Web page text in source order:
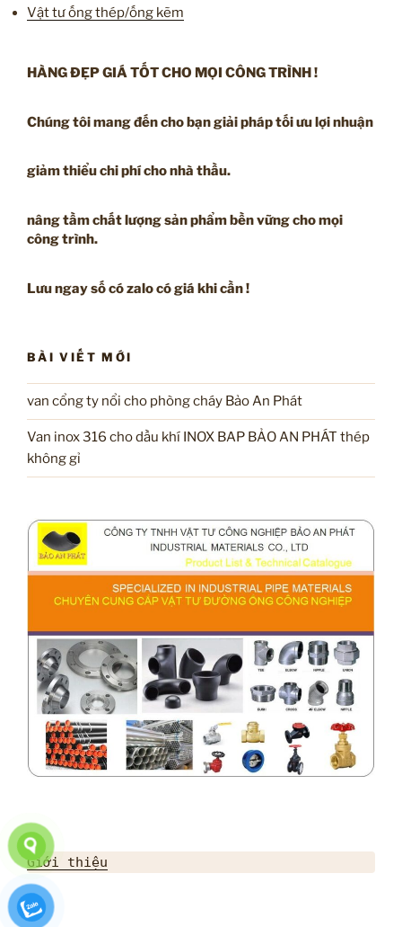
Vật tư ống thép/ống kẽm
HÀNG ĐẸP GIÁ TỐT CHO MỌI CÔNG TRÌNH !
Chúng tôi mang đến cho bạn giải pháp tối ưu lợi nhuận
giảm thiểu chi phí cho nhà thầu.
nâng tầm chất lượng sản phẩm bền vững cho mọi
công trình.
Lưu ngay số có zalo có giá khi cần !
BÀI VIẾT MỚI
van cổng ty nổi cho phòng cháy Bảo An Phát
Van inox 316 cho dầu khí INOX BAP BẢO AN PHÁT thép
không gỉ
Giới thiệu